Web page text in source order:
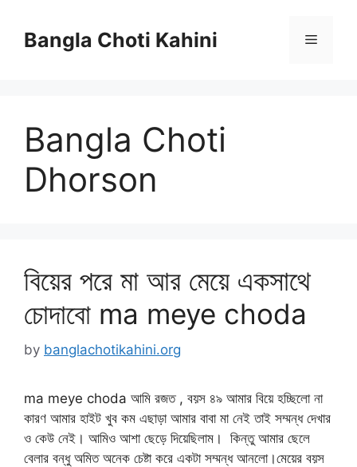
contentBangla Choti Kahini Menu
Bangla Choti
Dhorson
বিয়ের পরে মা আর মেয়ে একসাথে
চোদাবো ma meye choda
by banglachotikahini.org
ma meye choda আমি রজত , বয়স ৪৯ আমার বিয়ে হচ্ছিলো না
কারণ আমার হাইট খুব কম এছাড়া আমার বাবা মা নেই তাই সম্মন্ধ দেখার
ও কেউ নেই। আমিও আশা ছেড়ে দিয়েছিলাম। কিন্তু আমার ছেলে
বেলার বন্ধু অমিত অনেক চেষ্টা করে একটা সম্মন্ধ আনলো।মেয়ের বয়স